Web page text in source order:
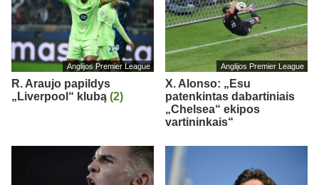
Anglijos Premier League
R. Araujo papildys
„Liverpool“ klubą (2)
Anglijos Premier League
X. Alonso: „Esu
patenkintas dabartiniais
„Chelsea“ ekipos
vartininkais“